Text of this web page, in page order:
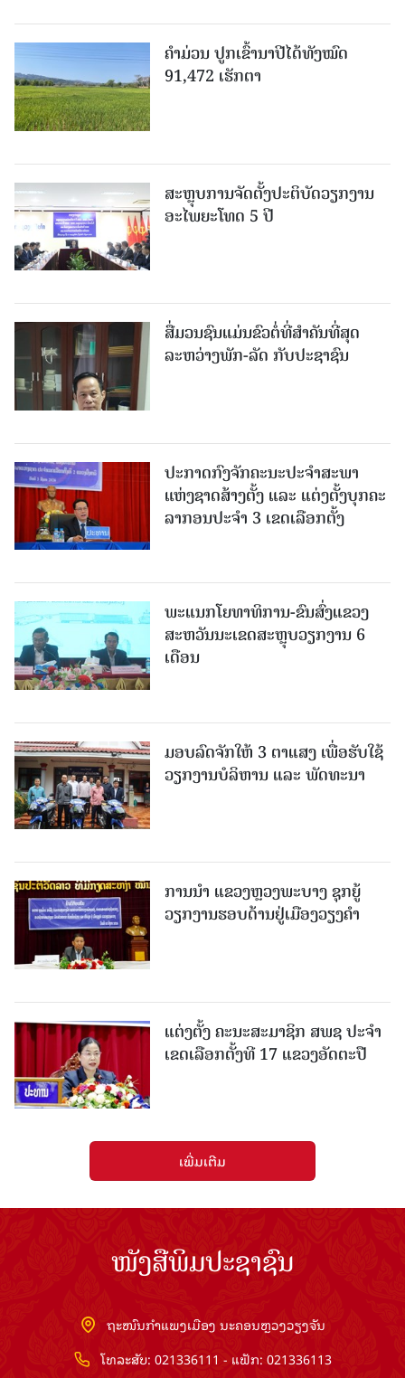
ຄໍາມ່ວນ ປູກເຂົ້ານາປີໄດ້ທັງໝົດ
91,472 ເຮັກຕາ
ສະຫຼຸບການຈັດຕັ້ງປະຕິບັດວຽກງານ
ອະໄພຍະໂທດ 5 ປີ
ສື່ມວນຊົນແມ່ນຂົວຕໍ່ທີ່ສໍາຄັນທີ່ສຸດ
ລະຫວ່າງພັກ-ລັດ ກັບປະຊາຊົນ
ປະກາດກົງຈັກຄະນະປະຈໍາສະພາ
ແຫ່ງຊາດສ້າງຕັ້ງ ແລະ ແຕ່ງຕັ້ງບຸກຄະ
ລາກອນປະຈໍາ 3 ເຂດເລືອກຕັ້ງ
ພະແນກໂຍທາທິການ-ຂົນສົ່ງແຂວງ
ສະຫວັນນະເຂດສະຫຼຸບວຽກງານ 6
ເດືອນ
ມອບລົດຈັກໃຫ້ 3 ຕາແສງ ເພື່ອຮັບໃຊ້
ວຽກງານບໍລິຫານ ແລະ ພັດທະນາ
ການນຳ ແຂວງຫຼວງພະບາງ ຊຸກຍູ້
ວຽກງານຮອບດ້ານຢູ່ເມືອງວຽງຄໍາ
ແຕ່ງຕັ້ງ ຄະນະສະມາຊິກ ສພຊ ປະຈຳ
ເຂດເລືອກຕັ້ງທີ 17 ແຂວງອັດຕະປື
ເພີ່ມເຕີມ
ໜັງສືພິມປະຊາຊົນ
ຖະໜົນກຳແພງເມືອງ ນະຄອນຫຼວງວຽງຈັນ
ໂທລະສັບ: 021336111 - ແຟັກ: 021336113